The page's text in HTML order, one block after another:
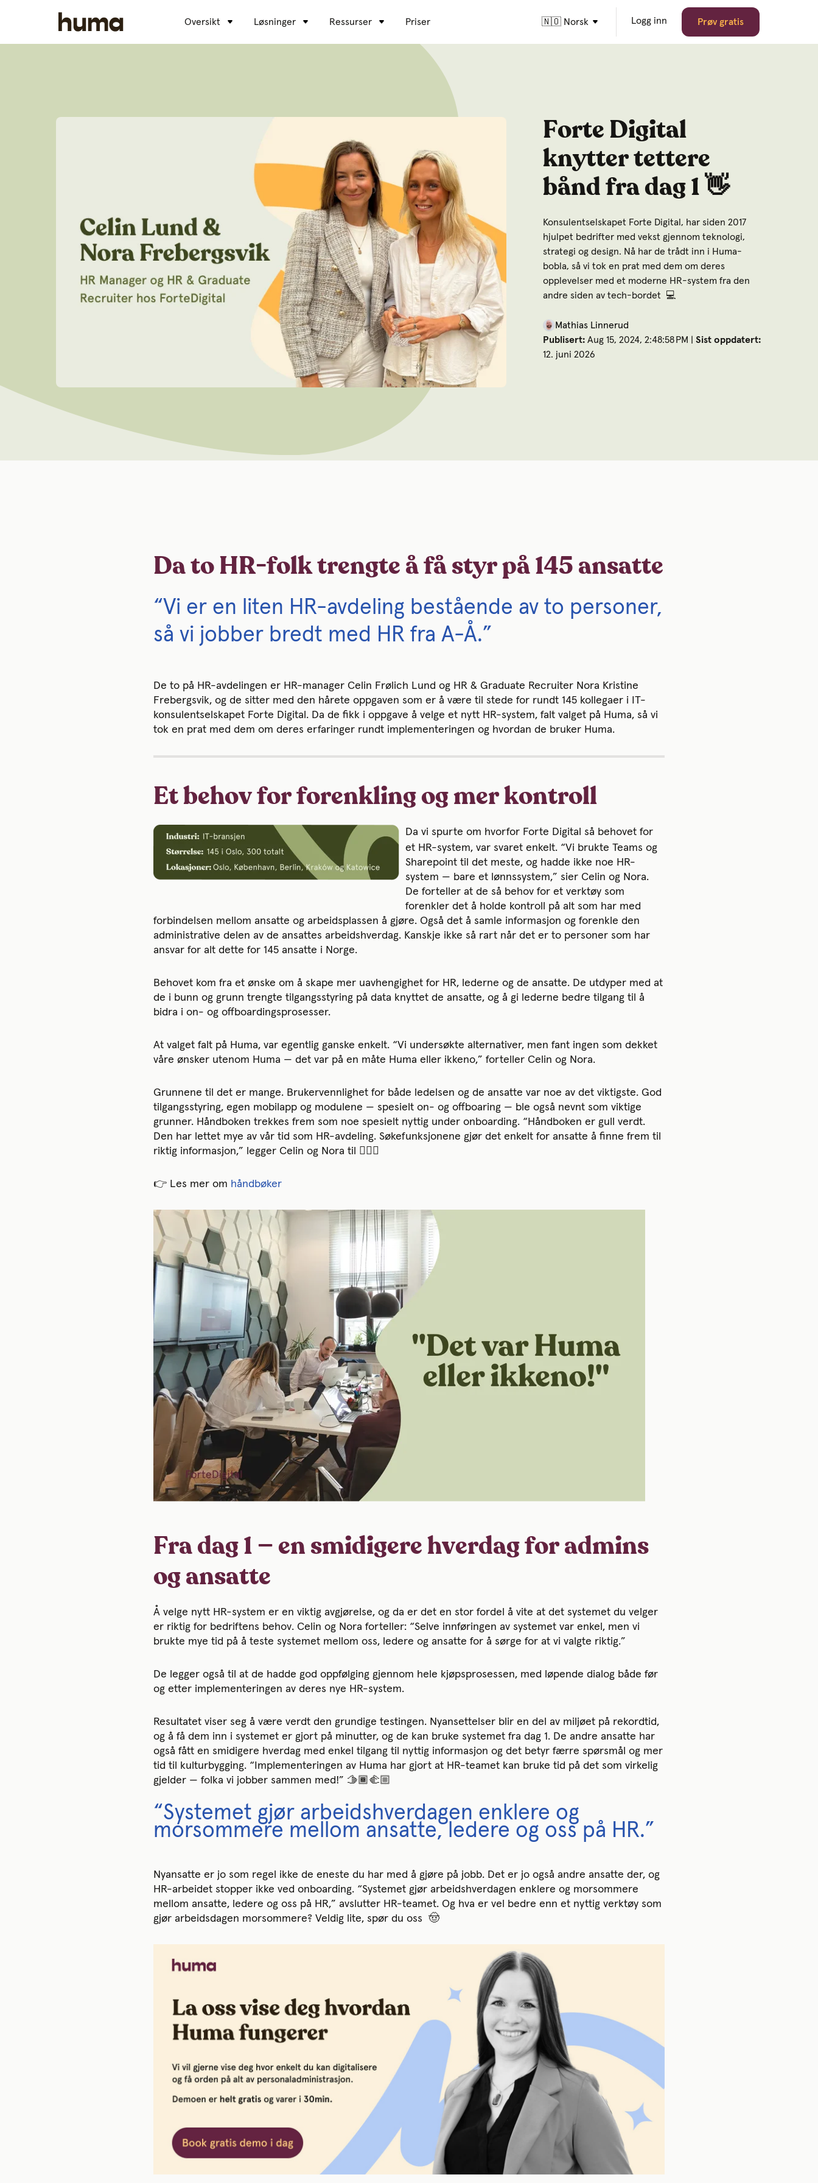
Oversikt Løsninger Ressurser Priser 🇳🇴 Norsk Logg inn Prøv gratis
Forte Digital
knytter tettere
bånd fra dag 1 👋
Konsulentselskapet Forte Digital, har siden 2017
hjulpet bedrifter med vekst gjennom teknologi,
strategi og design. Nå har de trådt inn i Huma-
bobla, så vi tok en prat med dem om deres
opplevelser med et moderne HR-system fra den
andre siden av tech-bordet 💻
Mathias Linnerud
Publisert: Aug 15, 2024, 2:48:58 PM | Sist oppdatert:
12. juni 2026
Da to HR-folk trengte å få styr på 145 ansatte
“Vi er en liten HR-avdeling bestående av to personer,
så vi jobber bredt med HR fra A-Å.”
De to på HR-avdelingen er HR-manager Celin Frølich Lund og HR & Graduate Recruiter Nora Kristine
Frebergsvik, og de sitter med den hårete oppgaven som er å være til stede for rundt 145 kollegaer i IT-
konsulentselskapet Forte Digital. Da de fikk i oppgave å velge et nytt HR-system, falt valget på Huma, så vi
tok en prat med dem om deres erfaringer rundt implementeringen og hvordan de bruker Huma.
Et behov for forenkling og mer kontroll
Da vi spurte om hvorfor Forte Digital så behovet for
et HR-system, var svaret enkelt. “Vi brukte Teams og
Sharepoint til det meste, og hadde ikke noe HR-
system — bare et lønnssystem,” sier Celin og Nora.
De forteller at de så behov for et verktøy som
forenkler det å holde kontroll på alt som har med
forbindelsen mellom ansatte og arbeidsplassen å gjøre. Også det å samle informasjon og forenkle den
administrative delen av de ansattes arbeidshverdag. Kanskje ikke så rart når det er to personer som har
ansvar for alt dette for 145 ansatte i Norge.
Behovet kom fra et ønske om å skape mer uavhengighet for HR, lederne og de ansatte. De utdyper med at
de i bunn og grunn trengte tilgangsstyring på data knyttet de ansatte, og å gi lederne bedre tilgang til å
bidra i on- og offboardingsprosesser.
At valget falt på Huma, var egentlig ganske enkelt. “Vi undersøkte alternativer, men fant ingen som dekket
våre ønsker utenom Huma — det var på en måte Huma eller ikkeno,” forteller Celin og Nora.
Grunnene til det er mange. Brukervennlighet for både ledelsen og de ansatte var noe av det viktigste. God
tilgangsstyring, egen mobilapp og modulene — spesielt on- og offboaring — ble også nevnt som viktige
grunner. Håndboken trekkes frem som noe spesielt nyttig under onboarding. “Håndboken er gull verdt.
Den har lettet mye av vår tid som HR-avdeling. Søkefunksjonene gjør det enkelt for ansatte å finne frem til
riktig informasjon,” legger Celin og Nora til 💆🏽‍♀️
👉 Les mer om håndbøker
Fra dag 1 — en smidigere hverdag for admins
og ansatte
Å velge nytt HR-system er en viktig avgjørelse, og da er det en stor fordel å vite at det systemet du velger
er riktig for bedriftens behov. Celin og Nora forteller: “Selve innføringen av systemet var enkel, men vi
brukte mye tid på å teste systemet mellom oss, ledere og ansatte for å sørge for at vi valgte riktig.”
De legger også til at de hadde god oppfølging gjennom hele kjøpsprosessen, med løpende dialog både før
og etter implementeringen av deres nye HR-system.
Resultatet viser seg å være verdt den grundige testingen. Nyansettelser blir en del av miljøet på rekordtid,
og å få dem inn i systemet er gjort på minutter, og de kan bruke systemet fra dag 1. De andre ansatte har
også fått en smidigere hverdag med enkel tilgang til nyttig informasjon og det betyr færre spørsmål og mer
tid til kulturbygging. “Implementeringen av Huma har gjort at HR-teamet kan bruke tid på det som virkelig
gjelder — folka vi jobber sammen med!” 🫱🏾‍🫲🏼
“Systemet gjør arbeidshverdagen enklere og
morsommere mellom ansatte, ledere og oss på HR.”
Nyansatte er jo som regel ikke de eneste du har med å gjøre på jobb. Det er jo også andre ansatte der, og
HR-arbeidet stopper ikke ved onboarding. “Systemet gjør arbeidshverdagen enklere og morsommere
mellom ansatte, ledere og oss på HR,” avslutter HR-teamet. Og hva er vel bedre enn et nyttig verktøy som
gjør arbeidsdagen morsommere? Veldig lite, spør du oss 🤠